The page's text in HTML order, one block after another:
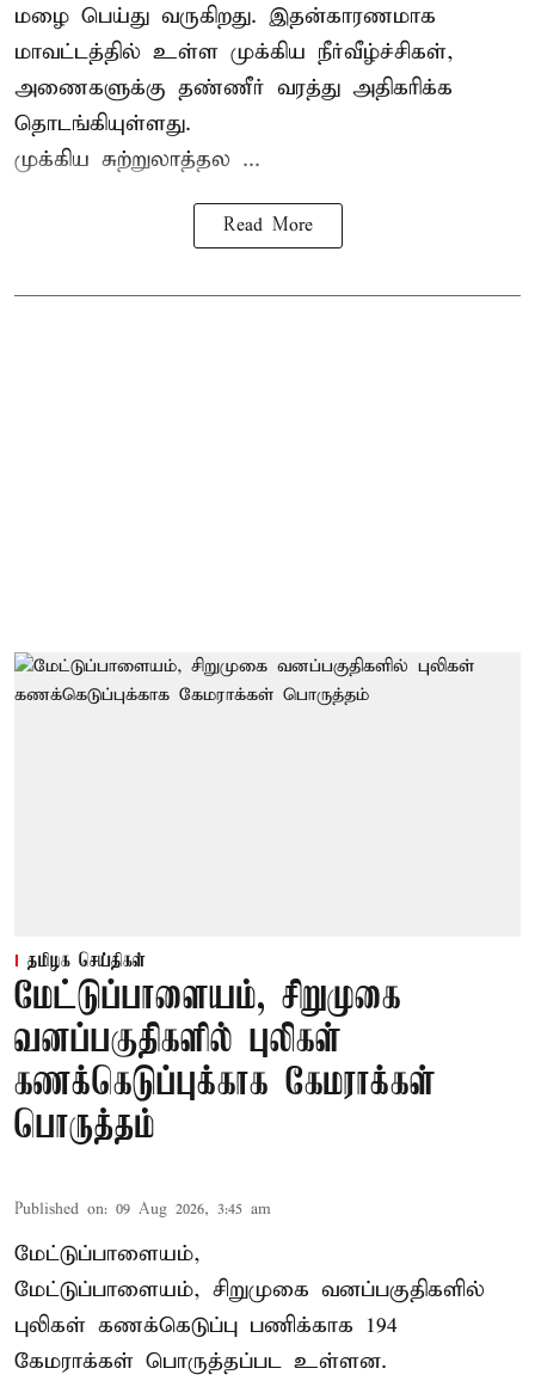
மழை பெய்து வருகிறது. இதன்காரணமாக
மாவட்டத்தில் உள்ள முக்கிய நீர்வீழ்ச்சிகள்,
அணைகளுக்கு தண்ணீர் வரத்து அதிகரிக்க
தொடங்கியுள்ளது.
முக்கிய சுற்றுலாத்தல ...
Read More
தமிழக செய்திகள்
மேட்டுப்பாளையம், சிறுமுகை
வனப்பகுதிகளில் புலிகள்
கணக்கெடுப்புக்காக கேமராக்கள்
பொருத்தம்
Published on: 09 Aug 2026, 3:45 am
மேட்டுப்பாளையம்,
மேட்டுப்பாளையம், சிறுமுகை வனப்பகுதிகளில்
புலிகள் கணக்கெடுப்பு பணிக்காக 194
கேமராக்கள் பொருத்தப்பட உள்ளன.